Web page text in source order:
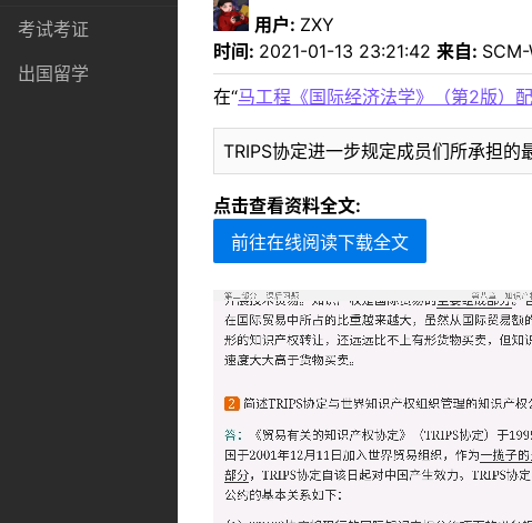
考试考证
出国留学
用户: ZXY
时间: 2021-01-13 23:21:42 来自:
在“马工程《国际经济法学》（第2版）
TRIPS协定进一步规定成员们所承担的
点击查看资料全文:
前往在线阅读下载全文